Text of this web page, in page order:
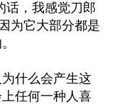
话，我感觉刀郎
为它大部分都是
什么会产生这
任何一种人喜